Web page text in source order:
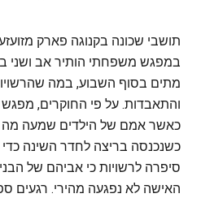
תושבי שכונה בקנוגה פארק
מתים בסוף השבוע, במה
והתאבדות. על פי החוקרים,
כאשר אמם של הילדים שמעה מה
כשנכנסה בריצה לחדר השינה
סיפרה לרשויות כי אביהם של
האישה לא נפגעה מהירי. רגעים